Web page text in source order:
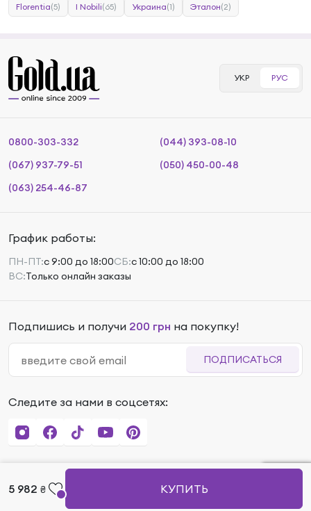
Florentia(5) I Nobili(65) Украина(1) Эталон(2)
5 982 ₴ КУПИТЬ
УКР РУС
0800-303-332
(044) 393-08-10
(067) 937-79-51
(050) 450-00-48
(063) 254-46-87
График работы:
ПН-ПТ:с 9:00 до 18:00СБ:с 10:00 до 18:00
ВС:Только онлайн заказы
Подпишись и получи 200 грн на покупку!
ПОДПИСАТЬСЯ
Следите за нами в соцсетях: